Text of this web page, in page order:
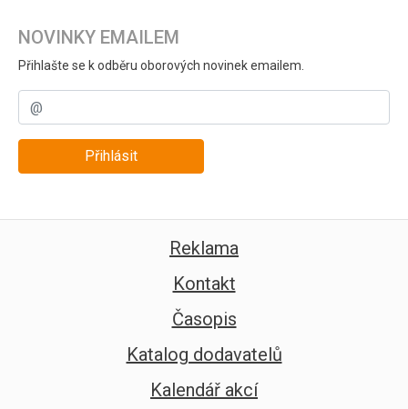
NOVINKY EMAILEM
Přihlašte se k odběru oborových novinek emailem.
Přihlásit
Reklama
Kontakt
Časopis
Katalog dodavatelů
Kalendář akcí